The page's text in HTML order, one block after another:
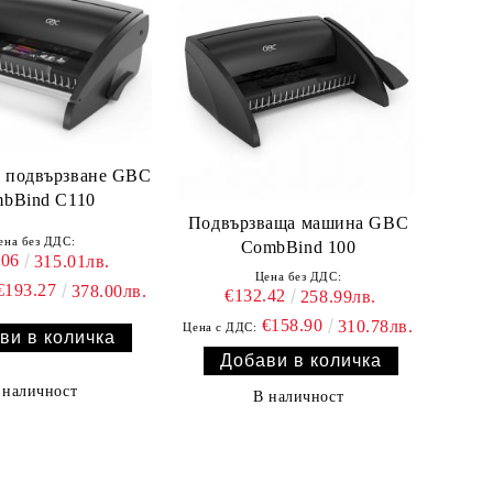
GBC
C110
без ДДС:
315.01лв.
378.00лв.
Подвързваща машина GBC
CombBind 100
Цена без ДДС:
€132.42 258.99лв.
Цена с ДДС: €158.90 310.78лв.
В наличност